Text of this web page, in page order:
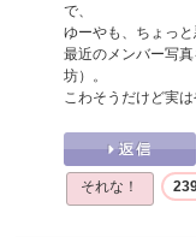
で、
ゆーやも、ちょっ
最近のメンバー写
坊）。
こわそうだけど実
それな！